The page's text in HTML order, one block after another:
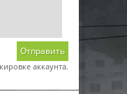
Отправить
аккаунта.